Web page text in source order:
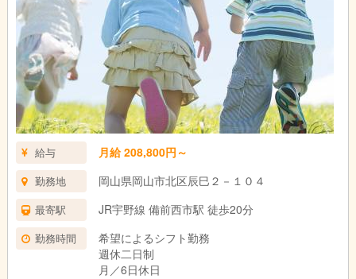
給与 月給 208,800円～
勤務地 岡山県岡山市北区辰巳２－１０４
最寄駅 JR宇野線 備前西市駅 徒歩20分
勤務時間
希望によるシフト勤務
週休二日制
月／6日休日